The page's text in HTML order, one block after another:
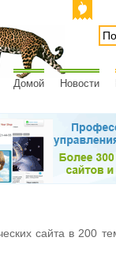
Домой Новости
сайта в 200